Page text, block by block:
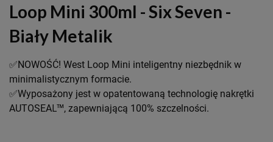
Loop Mini 300ml - Six Seven -
Biały Metalik
✅NOWOŚĆ! West Loop Mini inteligentny niezbędnik w
minimalistycznym formacie.
✅Wyposażony jest w opatentowaną technologię nakrętki
AUTOSEAL™, zapewniającą 100% szczelności.